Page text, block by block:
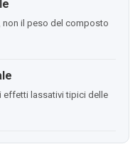
il peso del composto
effetti lassativi tipici delle